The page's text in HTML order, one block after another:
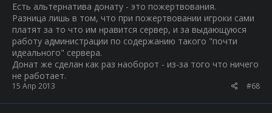
Есть альтернатива донату - это пожертвования.
Разница лишь в том, что при пожертвовании игроки сами
платят за то что им нравится сервер, и за выдающуюся
работу администрации по содержанию такого "почти
идеального" сервера.
Донат же сделан как раз наоборот - из-за того что ничего
не работает.
15 Апр 2013 #68